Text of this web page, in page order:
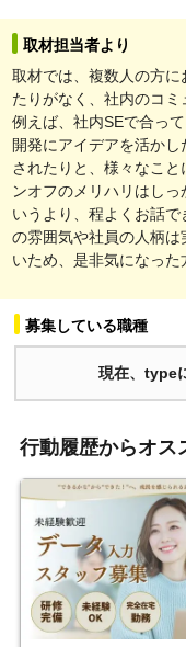
取材担当者より
取材では、複数人の方
たりがなく、社内のコミ
例えば、社内SEで合っ
開発にアイデアを活か
されたりと、様々なこ
ンオフのメリハリはし
いうより、程よくお話
の雰囲気や社員の人柄
いため、是非気になった
募集している職種
現在、type
行動履歴からオス